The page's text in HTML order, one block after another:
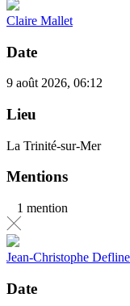
Claire Mallet
Date
9 août 2026, 06:12
Lieu
La Trinité-sur-Mer
Mentions
1 mention
Jean-Christophe Defline
Date